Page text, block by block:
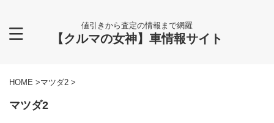
値引きから査定の情報まで網羅
【クルマの女神】車情報サイト
HOME >マツダ2 >
マツダ2